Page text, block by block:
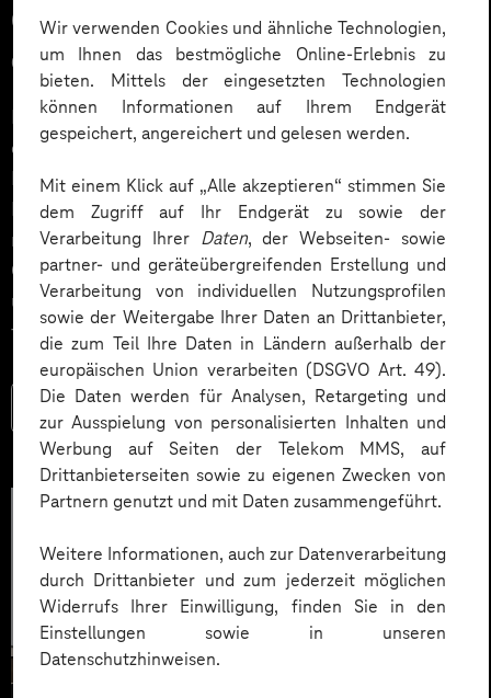
Wir verwenden Cookies und ähnliche Technologien,
um Ihnen das bestmögliche Online-Erlebnis zu
bieten. Mittels der eingesetzten Technologien
können Informationen auf Ihrem Endgerät
gespeichert, angereichert und gelesen werden.
Mit einem Klick auf „Alle akzeptieren“ stimmen Sie
dem Zugriff auf Ihr Endgerät zu sowie der
Verarbeitung Ihrer Daten, der Webseiten- sowie
partner- und geräteübergreifenden Erstellung und
Verarbeitung von individuellen Nutzungsprofilen
sowie der Weitergabe Ihrer Daten an Drittanbieter,
die zum Teil Ihre Daten in Ländern außerhalb der
europäischen Union verarbeiten (DSGVO Art. 49).
Die Daten werden für Analysen, Retargeting und
zur Ausspielung von personalisierten Inhalten und
Werbung auf Seiten der Telekom MMS, auf
Drittanbieterseiten sowie zu eigenen Zwecken von
Partnern genutzt und mit Daten zusammengeführt.
Weitere Informationen, auch zur Datenverarbeitung
durch Drittanbieter und zum jederzeit möglichen
Widerrufs Ihrer Einwilligung, finden Sie in den
Einstellungen sowie in unseren
Datenschutzhinweisen.
Cases, KPIs und Governance
entlang der Employee Journey
KI‑Agenten im HR sind mehr als Chatbots: Sie
orchestrieren Prozesse entlang der gesamten
Employee Journey und schaffen messbaren Business
Impact. Der Beitrag zeigt konkrete Use Cases,
relevante KPIs für den Mittelstand sowie
Governance‑Leitplanken zu EU AI Act und DSGVO –
und liefert ein praxisnahes Priorisierungsframework
für HR‑Entscheider*innen.
Mehr lesen